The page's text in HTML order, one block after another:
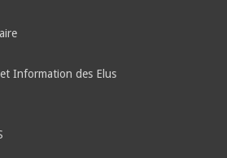
Information des Elus